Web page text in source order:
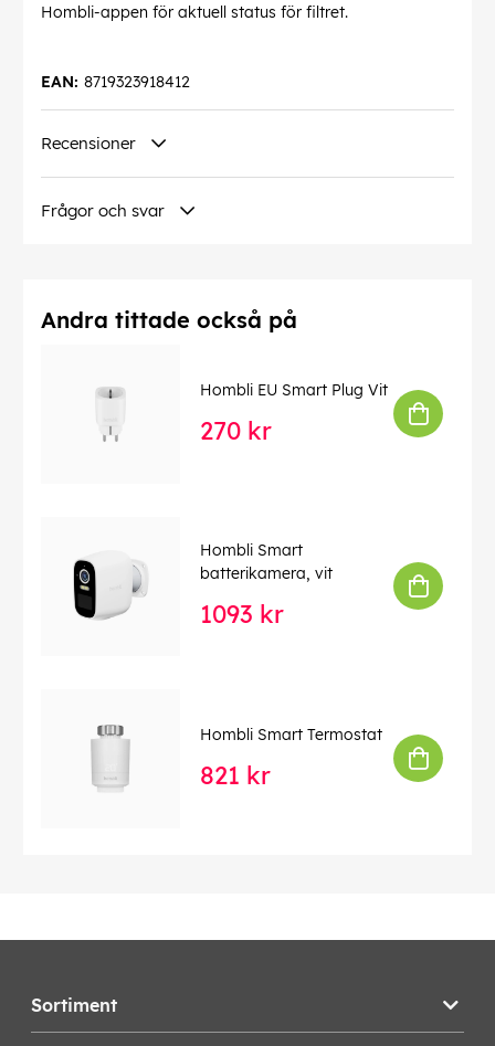
Hombli-appen för aktuell status för filtret.
8719323918412
EAN:
Recensioner
Frågor och svar
Andra tittade också på
Hombli EU Smart Plug Vit
270 kr
Hombli Smart
batterikamera, vit
1093 kr
Hombli Smart Termostat
821 kr
Sortiment